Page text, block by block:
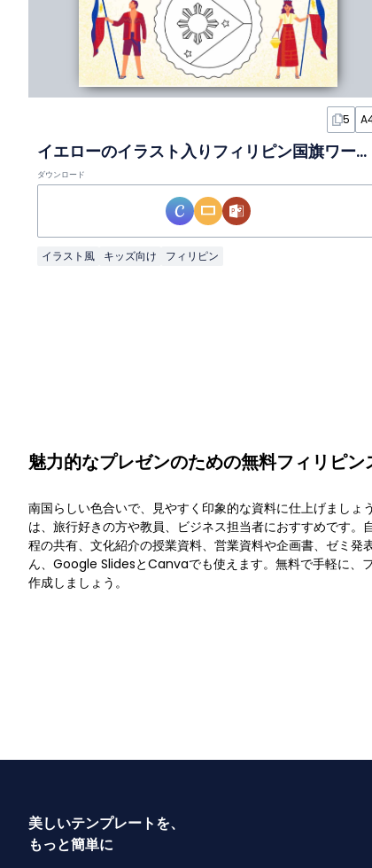
5
イエローのイラスト入りフィリピン国旗ワークシート
ダウンロード
イラスト風 キッズ向け フィリピン
魅力的なプレゼンのための無料フィリピン
南国らしい色合いで、見やすく印象的な資料に仕上げましょ
は、旅行好きの方や教員、ビジネス担当者におすすめです。
程の共有、文化紹介の授業資料、営業資料や企画書、ゼミ
ん、Google SlidesとCanvaでも使えます。無料で手軽に、
作成しましょう。
美しいテンプレートを、
もっと簡単に